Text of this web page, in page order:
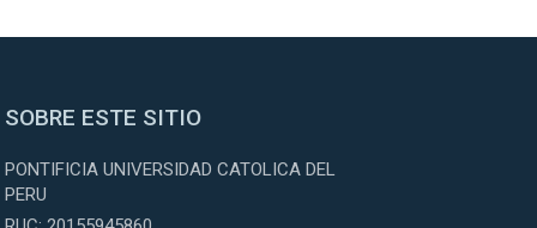
SOBRE ESTE SITIO
PONTIFICIA UNIVERSIDAD CATOLICA DEL
PERU